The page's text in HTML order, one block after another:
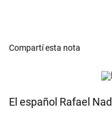
Compartí esta nota
El español Rafael